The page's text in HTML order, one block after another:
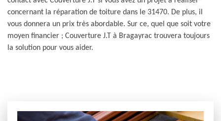
concernant la réparation de toiture dans le 31470. De plus, il
vous donnera un prix très abordable. Sur ce, quel que soit votre
moyen financier ; Couverture J.T à Bragayrac trouvera toujours
la solution pour vous aider.